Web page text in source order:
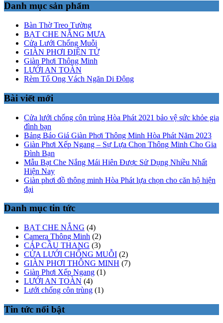
Danh mục sản phẩm
Bàn Thờ Treo Tường
BẠT CHE NẮNG MƯA
Cửa Lưới Chống Muỗi
GIÀN PHƠI ĐIỆN TỬ
Giàn Phơi Thông Minh
LƯỚI AN TOÀN
Rèm Tổ Ong Vách Ngăn Di Động
Bài viết mới
Cửa lưới chống côn trùng Hòa Phát 2021 bảo vệ sức khỏe gia
đình bạn
Bảng Báo Giá Giàn Phơi Thông Minh Hòa Phát Năm 2023
Giàn Phơi Xếp Ngang – Sự Lựa Chọn Thông Minh Cho Gia
Đình Bạn
Mẫu Bạt Che Nắng Mái Hiên Được Sử Dụng Nhiều Nhất
Hiện Nay
Giàn phơi đồ thông minh Hòa Phát lựa chọn cho căn hộ hiện
đại
Danh mục tin tức
BẠT CHE NẮNG (4)
Camera Thông Minh (2)
CÁP CẦU THANG (3)
CỬA LƯỚI CHỐNG MUỖI (2)
GIÀN PHƠI THÔNG MINH (7)
Giàn Phơi Xếp Ngang (1)
LƯỚI AN TOÀN (4)
Lưới chống côn trùng (1)
Tin tức nổi bật